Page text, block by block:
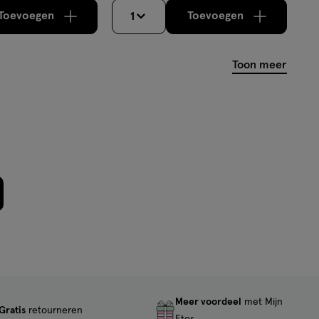
verhoog aantal met één Bijna uitverkocht!Er zijn nog
1 Toevoegenverhoog aantal
Toon meer
retourneren
Meer voordeel
met Mijn